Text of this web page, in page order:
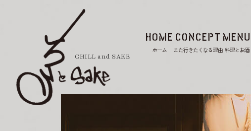
CHILL and SAKE
HOME
ホーム
CONCEPT
また行きたくなる理由
MENU
料理とお酒